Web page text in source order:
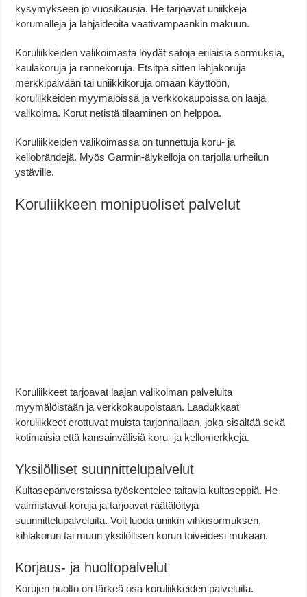
kysymykseen jo vuosikausia. He tarjoavat uniikkeja
korumalleja ja lahjaideoita vaativampaankin makuun.
Koruliikkeiden valikoimasta löydät satoja erilaisia sormuksia,
kaulakoruja ja rannekoruja. Etsitpä sitten lahjakoruja
merkkipäivään tai uniikkikoruja omaan käyttöön,
koruliikkeiden myymälöissä ja verkkokaupoissa on laaja
valikoima. Korut netistä tilaaminen on helppoa.
Koruliikkeiden valikoimassa on tunnettuja koru- ja
kellobrändejä. Myös Garmin-älykelloja on tarjolla urheilun
ystäville.
Koruliikkeen monipuoliset palvelut
Koruliikkeet tarjoavat laajan valikoiman palveluita
myymälöistään ja verkkokaupoistaan. Laadukkaat
koruliikkeet erottuvat muista tarjonnallaan, joka sisältää sekä
kotimaisia että kansainvälisiä koru- ja kellomerkkejä.
Yksilölliset suunnittelupalvelut
Kultasepänverstaissa työskentelee taitavia kultaseppiä. He
valmistavat koruja ja tarjoavat räätälöityjä
suunnittelupalveluita. Voit luoda uniikin vihkisormuksen,
kihlakorun tai muun yksilöllisen korun toiveidesi mukaan.
Korjaus- ja huoltopalvelut
Korujen huolto on tärkeä osa koruliikkeiden palveluita.